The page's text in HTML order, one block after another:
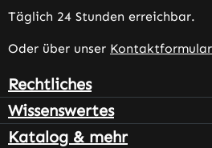
Täglich 24 Stunden erreichbar.
Oder über unser Kontaktformular
Rechtliches
Wissenswertes
Katalog & mehr